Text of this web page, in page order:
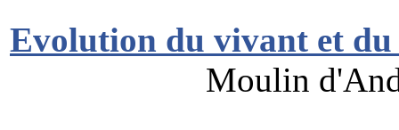
Evolution du vivant et du
Moulin